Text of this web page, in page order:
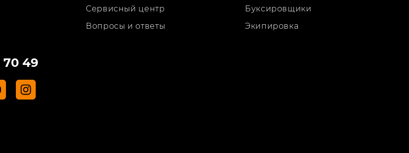
Сервисный центр
Вопросы и ответы
Буксировщики
Экипировка
70 49